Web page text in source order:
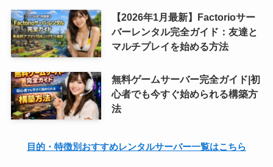
【2026年1月最新】Factorioサー
バーレンタル完全ガイド：友達と
マルチプレイを始める方法
無料ゲームサーバー完全ガイド|初
心者でも今すぐ始められる構築方
法
目的・特徴別おすすめレンタルサーバー一覧はこちら